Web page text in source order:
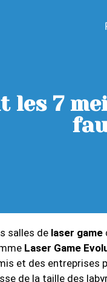
les 7
salles de laser game
Laser Game
et des
de la taille des